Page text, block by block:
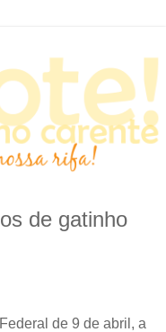
de gatinho
de 9 de abril, a